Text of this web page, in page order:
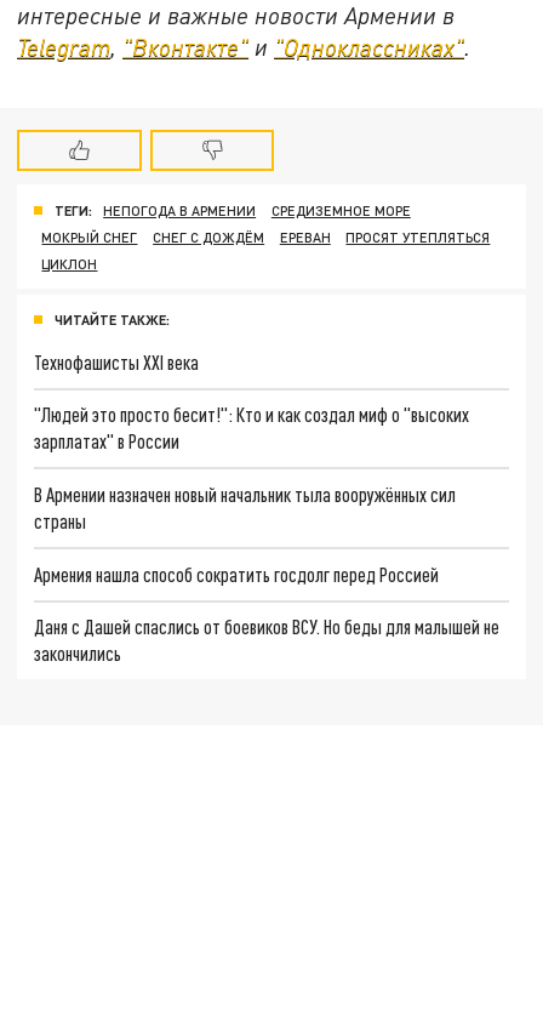
интересные и важные новости Армении в
Telegram, "Вконтакте" и "Одноклассниках".
ТЕГИ: НЕПОГОДА В АРМЕНИИ
СРЕДИЗЕМНОЕ МОРЕ
МОКРЫЙ СНЕГ
СНЕГ С ДОЖДЁМ ЕРЕВАН
ПРОСЯТ УТЕПЛЯТЬСЯ
ЦИКЛОН
ЧИТАЙТЕ ТАКЖЕ:
Технофашисты XXI века
"Людей это просто бесит!": Кто и как создал миф о "высоких
зарплатах" в России
В Армении назначен новый начальник тыла вооружённых сил
страны
Армения нашла способ сократить госдолг перед Россией
Даня с Дашей спаслись от боевиков ВСУ. Но беды для малышей не
закончились